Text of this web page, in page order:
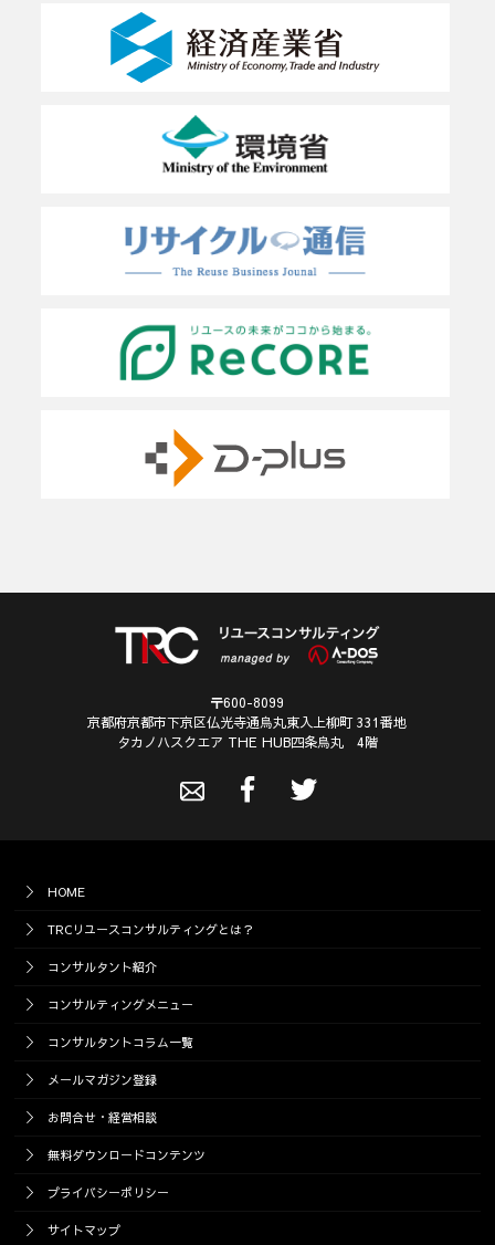
〒600-8099
京都府京都市下京区仏光寺通烏丸東入上柳町 331番地
タカノハスクエア THE HUB四条烏丸 4階
HOME
TRCリユースコンサルティングとは？
コンサルタント紹介
コンサルティングメニュー
コンサルタントコラム一覧
メールマガジン登録
お問合せ・経営相談
無料ダウンロードコンテンツ
プライバシーポリシー
サイトマップ